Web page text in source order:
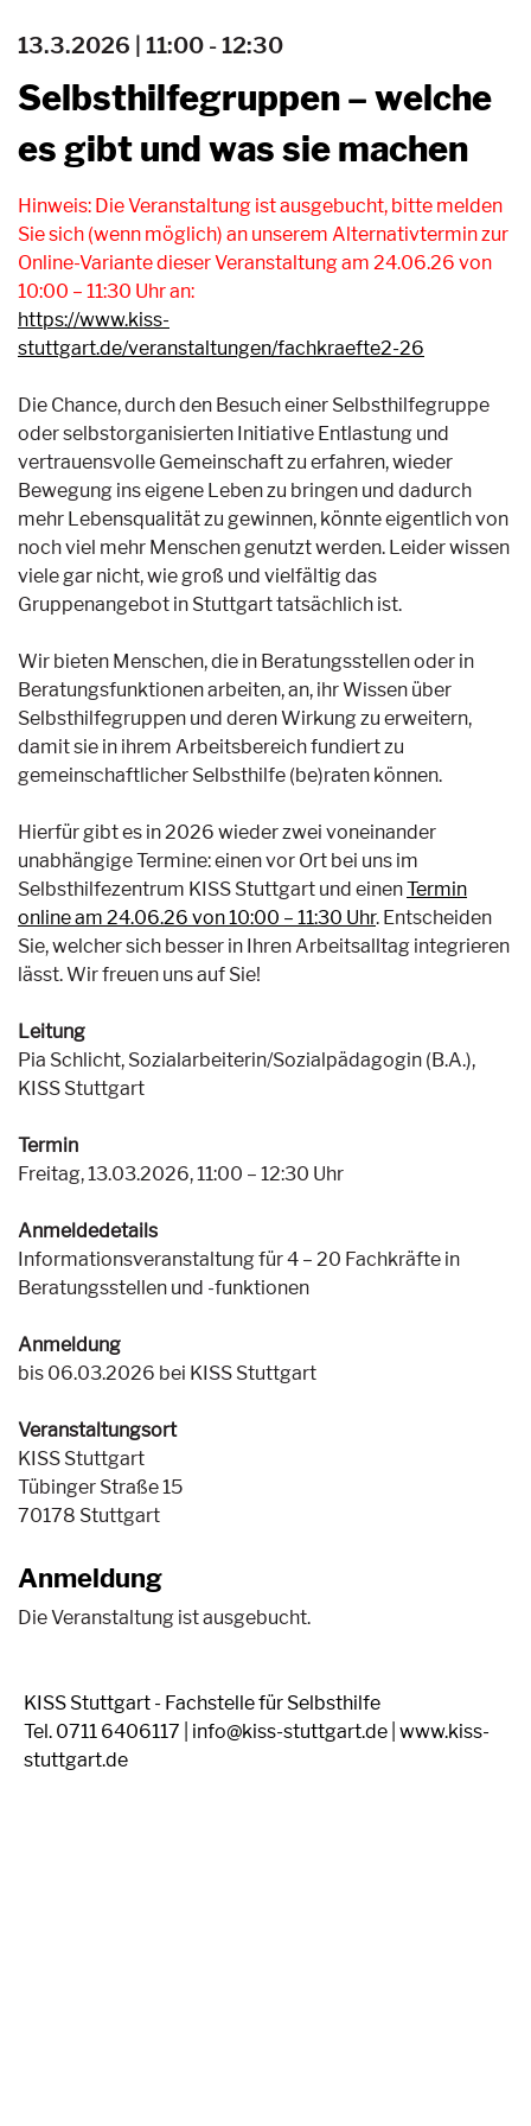
13.3.2026 | 11:00 - 12:30
Selbsthilfegruppen – welche
es gibt und was sie machen
Hinweis: Die Veranstaltung ist ausgebucht, bitte melden
Sie sich (wenn möglich) an unserem Alternativtermin zur
Online-Variante dieser Veranstaltung am 24.06.26 von
10:00 – 11:30 Uhr an:
https://www.kiss-
stuttgart.de/veranstaltungen/fachkraefte2-26
Die Chance, durch den Besuch einer Selbsthilfegruppe
oder selbstorganisierten Initiative Entlastung und
vertrauensvolle Gemeinschaft zu erfahren, wieder
Bewegung ins eigene Leben zu bringen und dadurch
mehr Lebensqualität zu gewinnen, könnte eigentlich von
noch viel mehr Menschen genutzt werden. Leider wissen
viele gar nicht, wie groß und vielfältig das
Gruppenangebot in Stuttgart tatsächlich ist.
Wir bieten Menschen, die in Beratungsstellen oder in
Beratungsfunktionen arbeiten, an, ihr Wissen über
Selbsthilfegruppen und deren Wirkung zu erweitern,
damit sie in ihrem Arbeitsbereich fundiert zu
gemeinschaftlicher Selbsthilfe (be)raten können.
Hierfür gibt es in 2026 wieder zwei voneinander
unabhängige Termine: einen vor Ort bei uns im
Selbsthilfezentrum KISS Stuttgart und einenTermin
online am 24.06.26 von 10:00 – 11:30 Uhr. Entscheiden
Sie, welcher sich besser in Ihren Arbeitsalltag integrieren
lässt. Wir freuen uns auf Sie!
Leitung
Pia Schlicht, Sozialarbeiterin/Sozialpädagogin (B.A.),
KISS Stuttgart
Termin
Freitag, 13.03.2026, 11:00 – 12:30 Uhr
Anmeldedetails
Informationsveranstaltung für 4 – 20 Fachkräfte in
Beratungsstellen und -funktionen
Anmeldung
bis 06.03.2026 bei KISS Stuttgart
Veranstaltungsort
KISS Stuttgart
Tübinger Straße 15
70178 Stuttgart
Anmeldung
Die Veranstaltung ist ausgebucht.
KISS Stuttgart - Fachstelle für Selbsthilfe
Tel. 0711 6406117 | info@kiss-stuttgart.de | www.kiss-
stuttgart.de